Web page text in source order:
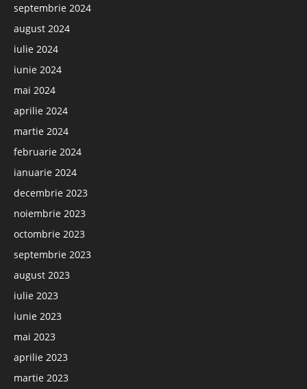
septembrie 2024
august 2024
iulie 2024
iunie 2024
mai 2024
aprilie 2024
martie 2024
februarie 2024
ianuarie 2024
decembrie 2023
noiembrie 2023
octombrie 2023
septembrie 2023
august 2023
iulie 2023
iunie 2023
mai 2023
aprilie 2023
martie 2023